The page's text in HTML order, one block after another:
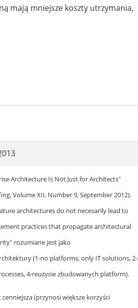
mają mniejsze koszty utrzymania,
Architecture Is Not Just for Architects"
Volume XII, Number 9, September 2012).
architectures do not necesarily lead to
practices that propagate architectural
rozumiane jest jako
(1-no platforms, only IT solutions, 2-
4-reużycie zbudowanych platform).
(przynosi większe korzyści